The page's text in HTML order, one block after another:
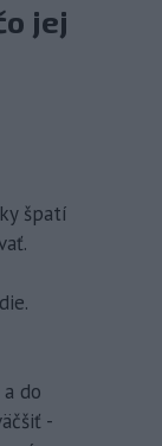
jej
špatí
do
-